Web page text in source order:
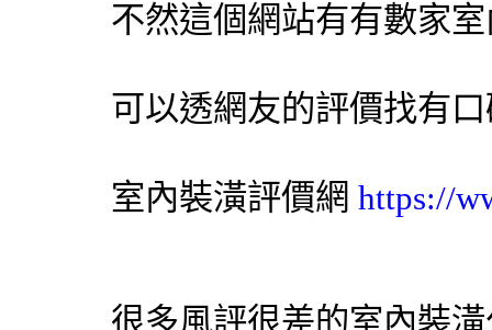
不然這個網站有有數家
可以透網友的評價找有
室內裝潢評價網 https://
很多風評很差的室內裝潢